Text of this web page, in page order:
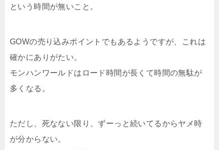
という時間が無いこと。
GOWの売り込みポイントでもあるようですが、これは
確かにありがたい。
モンハンワールドはロード時間が長くて時間の無駄が
多くなる。
ただし、死なない限り、ずーっと続いてるからヤメ時
が分からない。